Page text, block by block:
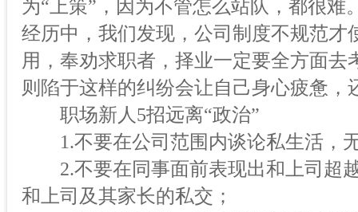
为“上策”，因为不管怎么站队，都很
经历中，我们发现，公司制度不规范才
用，奉劝求职者，择业一定要全方面
则陷于这样的纠纷会让自己身心疲惫，
职场新人5招远离“政治”
1.不要在公司范围内谈论私生活，
2.不要在同事面前表现出和上司超
和上司及其家长的私交；